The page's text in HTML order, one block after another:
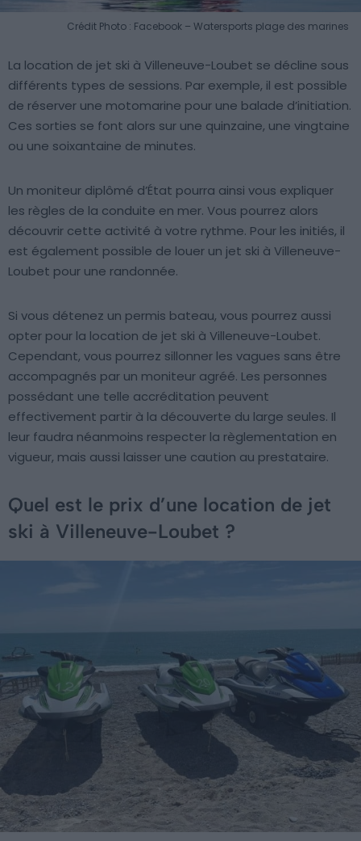
Crédit Photo : Facebook – Watersports plage des marines
La location de jet ski à Villeneuve-Loubet se décline sous
différents types de sessions. Par exemple, il est possible
de réserver une motomarine pour une balade d’initiation.
Ces sorties se font alors sur une quinzaine, une vingtaine
ou une soixantaine de minutes.
Un moniteur diplômé d’État pourra ainsi vous expliquer
les règles de la conduite en mer. Vous pourrez alors
découvrir cette activité à votre rythme. Pour les initiés, il
est également possible de louer un jet ski à Villeneuve-
Loubet pour une randonnée.
Si vous détenez un permis bateau, vous pourrez aussi
opter pour la location de jet ski à Villeneuve-Loubet.
Cependant, vous pourrez sillonner les vagues sans être
accompagnés par un moniteur agréé. Les personnes
possédant une telle accréditation peuvent
effectivement partir à la découverte du large seules. Il
leur faudra néanmoins respecter la règlementation en
vigueur, mais aussi laisser une caution au prestataire.
Quel est le prix d’une location de jet
ski à Villeneuve-Loubet ?